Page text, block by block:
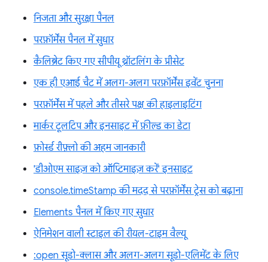
निजता और सुरक्षा पैनल
परफ़ॉर्मेंस पैनल में सुधार
कैलिब्रेट किए गए सीपीयू थ्रॉटलिंग के प्रीसेट
एक ही एआई चैट में अलग-अलग परफ़ॉर्मेंस इवेंट चुनना
परफ़ॉर्मेंस में पहले और तीसरे पक्ष की हाइलाइटिंग
मार्कर टूलटिप और इनसाइट में फ़ील्ड का डेटा
फ़ोर्स्ड रीफ़्लो की अहम जानकारी
'डीओएम साइज़ को ऑप्टिमाइज़ करें' इनसाइट
console.timeStamp की मदद से परफ़ॉर्मेंस ट्रेस को बढ़ाना
Elements पैनल में किए गए सुधार
ऐनिमेशन वाली स्टाइल की रीयल-टाइम वैल्यू
:open सूडो-क्लास और अलग-अलग सूडो-एलिमेंट के लिए